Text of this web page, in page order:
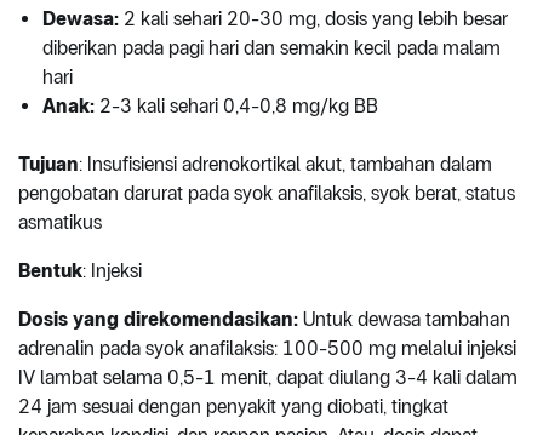
Dewasa: 2 kali sehari 20-30 mg, dosis yang lebih besar
diberikan pada pagi hari dan semakin kecil pada malam
hari
Anak: 2-3 kali sehari 0,4-0,8 mg/kg BB
Tujuan: Insufisiensi adrenokortikal akut, tambahan dalam
pengobatan darurat pada syok anafilaksis, syok berat, status
asmatikus
Bentuk: Injeksi
Dosis yang direkomendasikan: Untuk dewasa tambahan
adrenalin pada syok anafilaksis: 100-500 mg melalui injeksi
IV lambat selama 0,5-1 menit, dapat diulang 3-4 kali dalam
24 jam sesuai dengan penyakit yang diobati, tingkat